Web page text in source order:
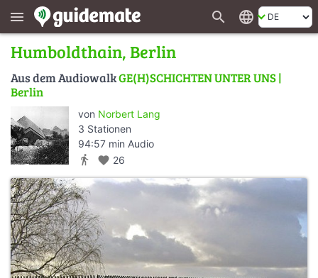
menu search language
Humboldthain, Berlin
Aus dem AudiowalkGE(H)SCHICHTEN UNTER UNS |
Berlin
von Norbert Lang
3 Stationen
94:57 min Audio
directions_walk favorite 26